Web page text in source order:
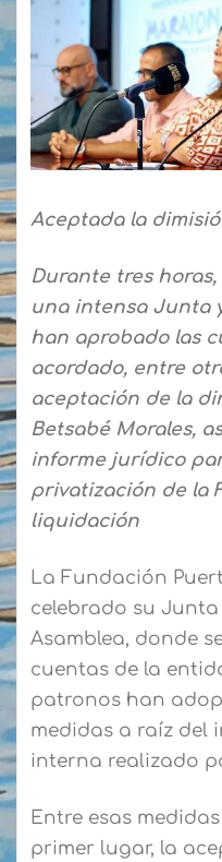
Aceptada la
Durante tres
una intensa Junta
han aprobado las
acordado, entre
aceptación de la
Betsabé Morales,
informe jurídico
privatización de la
liquidación
La Fundación
celebrado su
Asamblea, donde
cuentas de la
patronos han
medidas a raíz del
interna realizado
Entre esas
primer lugar, la